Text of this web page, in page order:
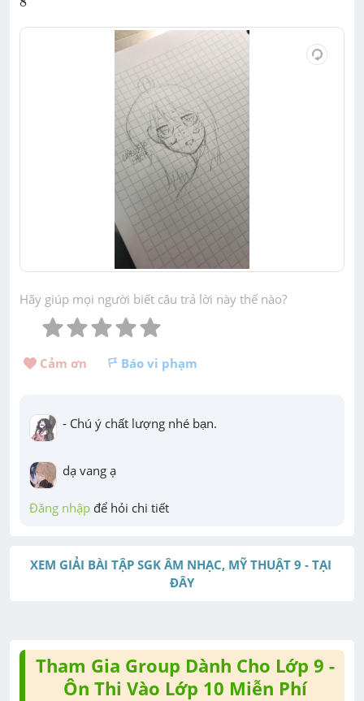
Hãy giúp mọi người biết câu trả lời này thế nào?
Cảm ơn Báo vi phạm
- Chú ý chất lượng nhé bạn.
dạ vang ạ
Đăng nhập để hỏi chi tiết
XEM GIẢI BÀI TẬP SGK ÂM NHẠC, MỸ THUẬT 9 - TẠI
ĐÂY
Tham Gia Group Dành Cho Lớp 9 -
Ôn Thi Vào Lớp 10 Miễn Phí